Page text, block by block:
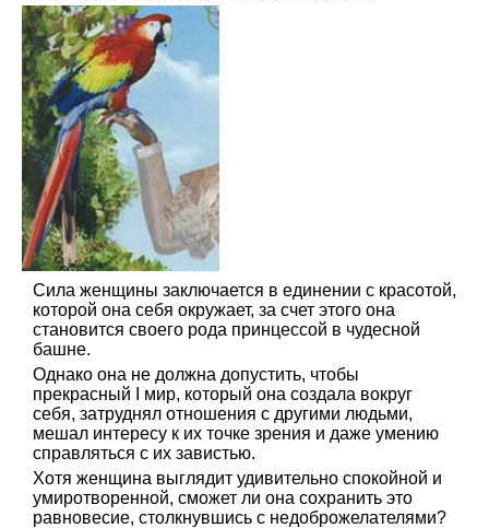
Сила женщины заключается в единении с красотой,
которой она себя окружает, за счет этого она
становится своего рода принцессой в чудесной
башне.
Однако она не должна допустить, чтобы
прекрасный I мир, который она создала вокруг
себя, затруднял отношения с другими людьми,
мешал интересу к их точке зрения и даже умению
справляться с их завистью.
Хотя женщина выглядит удивительно спокойной и
умиротворенной, сможет ли она сохранить это
равновесие, столкнувшись с недоброжелателями?